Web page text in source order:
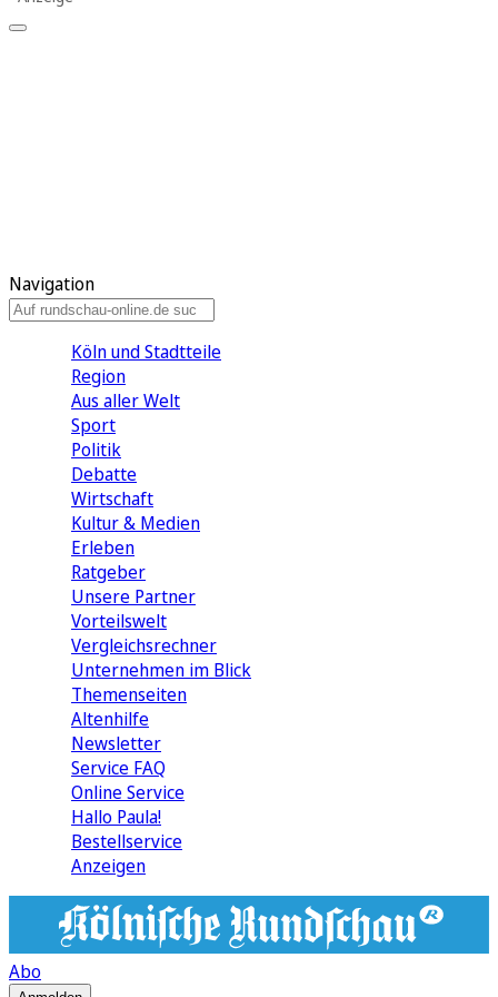
Navigation
Köln und Stadtteile
Region
Aus aller Welt
Sport
Politik
Debatte
Wirtschaft
Kultur & Medien
Erleben
Ratgeber
Unsere Partner
Vorteilswelt
Vergleichsrechner
Unternehmen im Blick
Themenseiten
Altenhilfe
Newsletter
Service FAQ
Online Service
Hallo Paula!
Bestellservice
Anzeigen
Abo